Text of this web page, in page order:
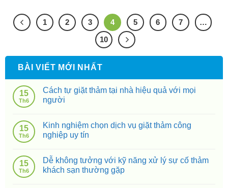
1 2 3 4 5 6 7
…
10
BÀI VIẾT MỚI NHẤT
15
Th6
Cách tự giặt thảm tại nhà hiệu quả với mọi
người
15
Th6
Kinh nghiệm chọn dịch vụ giặt thảm công
nghiệp uy tín
15
Th6
Dễ không tưởng với kỹ năng xử lý sự cố thảm
khách sạn thường gặp